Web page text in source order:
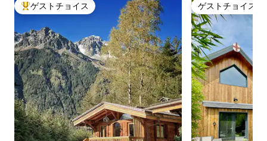
大好評のゲストチョイスです。
ゲストチョイス ゲストチョイス
ゲストチョイス